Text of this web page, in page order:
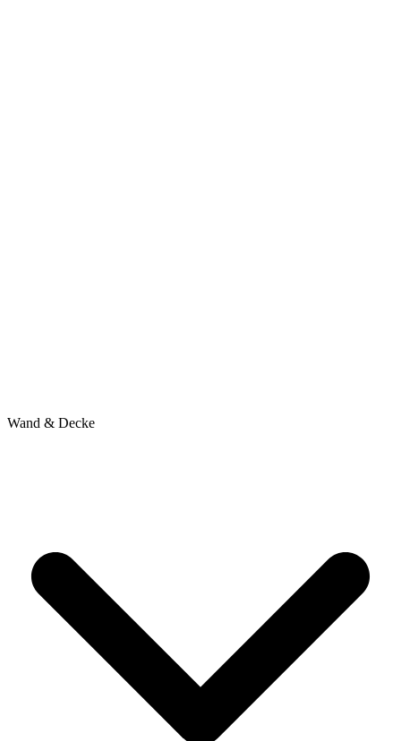
Wand & Decke